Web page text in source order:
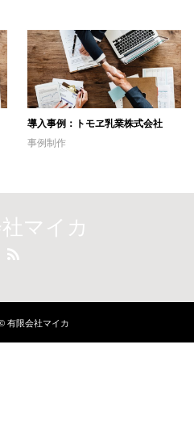
導入事例：トモヱ乳業株式会社
事例制作
マイカ
有限会社マイカ